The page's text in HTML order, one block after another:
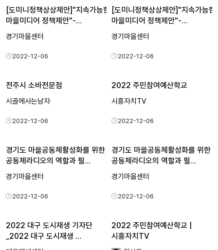
[도미니정책상상제안]"지속가능한
마을미디어 정책제안"-…
경기마을센터
2022-12-06
[도미니정책상상제안]"지속가능한
마을미디어 정책제안"-…
경기마을센터
2022-12-06
전주시 소바전문점
시골에사는남자
2022-12-06
2022 주민참여예산학교
시흥자치TV
2022-12-06
경기도 마을공동체활성화를 위한
공동체라디오의 역할과 필…
경기마을센터
2022-12-06
경기도 마을공동체활성화를 위한
공동체라디오의 역할과 필…
경기마을센터
2022-12-06
2022 대구 도시재생 기자단
_2022 대구 도시재생 …
2022 주민참여예산학교 |
시흥자치TV